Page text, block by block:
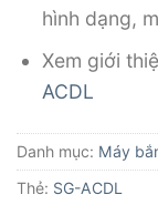
hình dạng,
Xem giới
ACDL
Danh mục: Máy
Thẻ: SG-ACDL